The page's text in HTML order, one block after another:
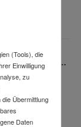
STIER Beanie flex one size signature brown
(Tools), die
Einwilligung
zu
Übermittlung
Daten